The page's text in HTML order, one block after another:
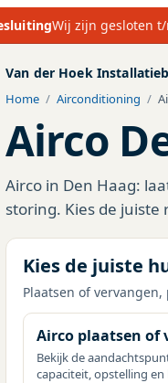
Wij zijn gesloten
Van der Hoek
Home / Airconditioning /
Airco
Airco in Den Haag:
storing. Kies de juiste
Kies de juiste
Plaatsen of
Airco plaatsen of
Bekijk de
capaciteit, opstelling